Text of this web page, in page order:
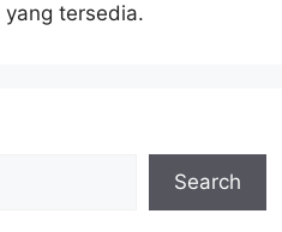
tersedia.
Search